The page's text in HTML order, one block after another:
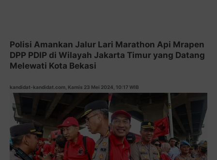
Polisi Amankan Jalur Lari Marathon Api Mrapen
DPP PDIP di Wilayah Jakarta Timur yang Datang
Melewati Kota Bekasi
kandidat-kandidat.com, Kamis 23 Mei 2024, 10:17 WIB